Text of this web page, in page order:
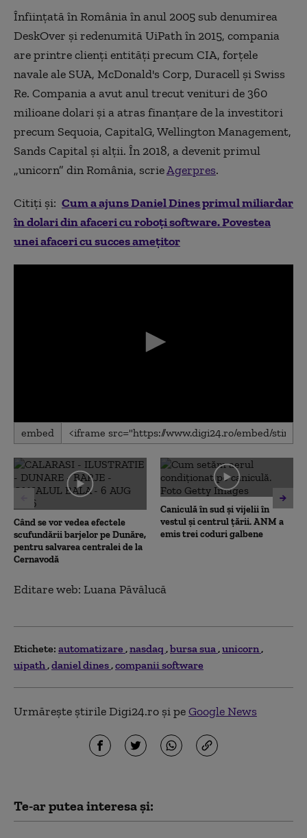
Înfiinţată în România în anul 2005 sub denumirea
DeskOver şi redenumită UiPath în 2015, compania
are printre clienţi entităţi precum CIA, forţele
navale ale SUA, McDonald's Corp, Duracell şi Swiss
Re. Compania a avut anul trecut venituri de 360
milioane dolari şi a atras finanţare de la investitori
precum Sequoia, CapitalG, Wellington Management,
Sands Capital şi alţii. În 2018, a devenit primul
„unicorn” din România, scrieAgerpres.
Citiți și: Cum a ajuns Daniel Dines primul miliardar
în dolari din afaceri cu roboți software. Povestea
unei afaceri cu succes ameţitor
0
seconds
0
seconds
embed
Când se vor vedea efectele
scufundării barjelor pe Dunăre,
pentru salvarea centralei de la
Cernavodă
Caniculă în sud și vijelii în
vestul și centrul țării. ANM a
emis trei coduri galbene
Editare web: Luana Păvălucă
Etichete: automatizare nasdaq bursa sua unicorn
uipath daniel dines companii software
Urmărește știrile Digi24.ro și peGoogle News
Te-ar putea interesa și: